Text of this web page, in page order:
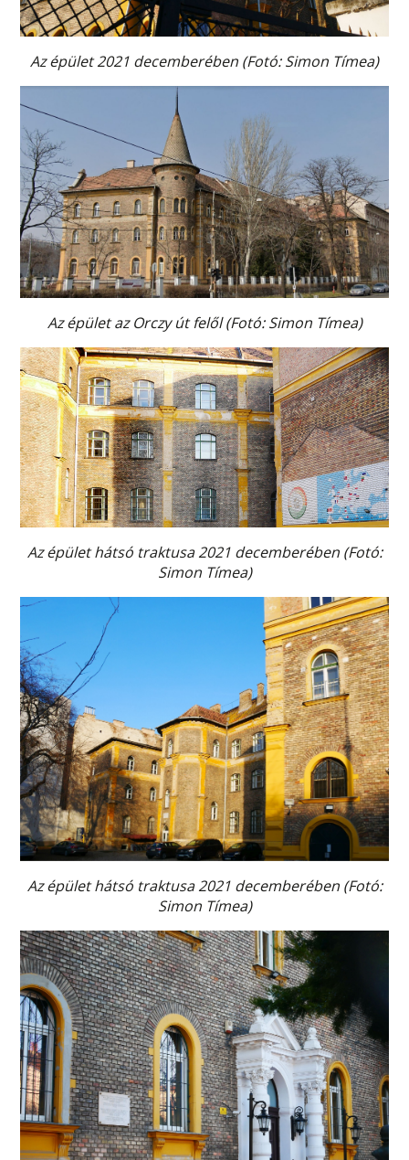
Az épület 2021 decemberében (Fotó: Simon Tímea)
Az épület az Orczy út felől (Fotó: Simon Tímea)
Az épület hátsó traktusa 2021 decemberében (Fotó:
Simon Tímea)
Az épület hátsó traktusa 2021 decemberében (Fotó:
Simon Tímea)